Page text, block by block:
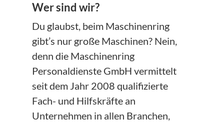
Wer sind wir?
Du glaubst, beim Maschinenring
gibt’s nur große Maschinen? Nein,
denn die Maschinenring
Personaldienste GmbH vermittelt
seit dem Jahr 2008 qualifizierte
Fach- und Hilfskräfte an
Unternehmen in allen Branchen,